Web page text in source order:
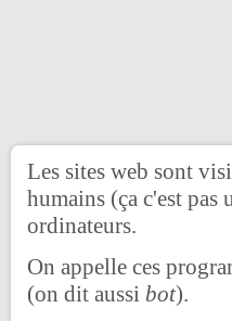
Les sites web sont
humains (ça c'est pas
ordinateurs.
On appelle ces
(on dit aussi bot).